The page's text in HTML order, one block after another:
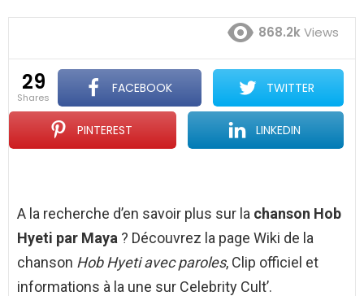
868.2kViews
29
shares
FACEBOOK TWITTER
PINTEREST LINKEDIN
A la recherche d’en savoir plus sur la chanson Hob
Hyeti par Maya ? Découvrez la page Wiki de la
chanson Hob Hyeti avec paroles, Clip officiel et
informations à la une sur Celebrity Cult’.